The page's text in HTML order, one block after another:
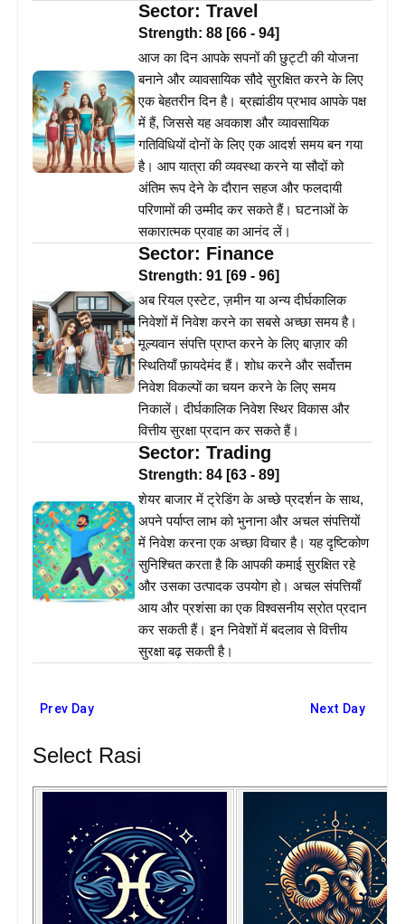
Sector: Travel
Strength: 88 [66 - 94]
आज का दिन आपके सपनों की छुट्टी की योजना
बनाने और व्यावसायिक सौदे सुरक्षित करने के लिए
एक बेहतरीन दिन है। ब्रह्मांडीय प्रभाव आपके पक्ष
में हैं, जिससे यह अवकाश और व्यावसायिक
गतिविधियों दोनों के लिए एक आदर्श समय बन गया
है। आप यात्रा की व्यवस्था करने या सौदों को
अंतिम रूप देने के दौरान सहज और फलदायी
परिणामों की उम्मीद कर सकते हैं। घटनाओं के
सकारात्मक प्रवाह का आनंद लें।
Sector: Finance
Strength: 91 [69 - 96]
अब रियल एस्टेट, ज़मीन या अन्य दीर्घकालिक
निवेशों में निवेश करने का सबसे अच्छा समय है।
मूल्यवान संपत्ति प्राप्त करने के लिए बाज़ार की
स्थितियाँ फ़ायदेमंद हैं। शोध करने और सर्वोत्तम
निवेश विकल्पों का चयन करने के लिए समय
निकालें। दीर्घकालिक निवेश स्थिर विकास और
वित्तीय सुरक्षा प्रदान कर सकते हैं।
Sector: Trading
Strength: 84 [63 - 89]
शेयर बाजार में ट्रेडिंग के अच्छे प्रदर्शन के साथ,
अपने पर्याप्त लाभ को भुनाना और अचल संपत्तियों
में निवेश करना एक अच्छा विचार है। यह दृष्टिकोण
सुनिश्चित करता है कि आपकी कमाई सुरक्षित रहे
और उसका उत्पादक उपयोग हो। अचल संपत्तियाँ
आय और प्रशंसा का एक विश्वसनीय स्रोत प्रदान
कर सकती हैं। इन निवेशों में बदलाव से वित्तीय
सुरक्षा बढ़ सकती है।
Prev Day Next Day
Select Rasi